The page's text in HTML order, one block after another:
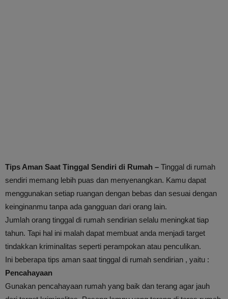
Tips Aman Saat Tinggal Sendiri di Rumah – Tinggal di rumah
sendiri memang lebih puas dan menyenangkan. Kamu dapat
menggunakan setiap ruangan dengan bebas dan sesuai dengan
keinginanmu tanpa ada gangguan dari orang lain.
Jumlah orang tinggal di rumah sendirian selalu meningkat tiap
tahun. Tapi hal ini malah dapat membuat anda menjadi target
tindakkan kriminalitas seperti perampokan atau penculikan.
Ini beberapa tips aman saat tinggal di rumah sendirian , yaitu :
Pencahayaan
Gunakan pencahayaan rumah yang baik dan terang agar jauh